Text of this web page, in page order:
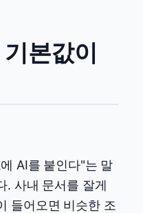
본값이
AI를 붙인다"는 말
. 사내 문서를 잘게
들어오면 비슷한 조